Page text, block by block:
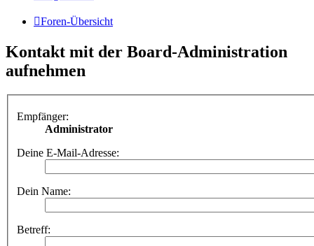
Foren-Übersicht
Kontakt mit der Board-Administration
aufnehmen
Empfänger:
Administrator
Deine E-Mail-Adresse:
Dein Name:
Betreff: